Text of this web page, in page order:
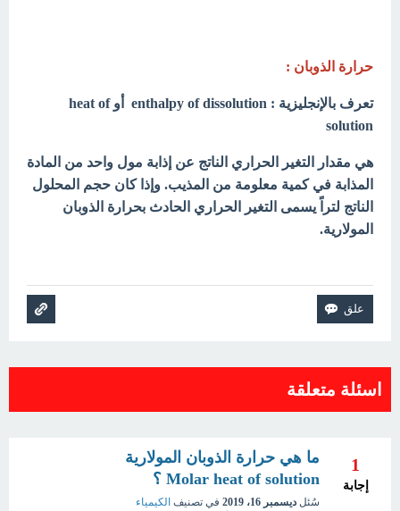
حرارة الذوبان :
تعرف بالإنجليزية : enthalpy of dissolution أو heat of
solution
هي مقدار التغير الحراري الناتج عن إذابة مول واحد من المادة
المذابة في كمية معلومة من المذيب. وإذا كان حجم المحلول
الناتج لتراً يسمى التغير الحراري الحادث بحرارة الذوبان
المولارية.
اسئلة متعلقة
1
إجابة
ما هي حرارة الذوبان المولارية
Molar heat of solution ؟
سُئل ديسمبر 16، 2019 في تصنيف الكيمياء